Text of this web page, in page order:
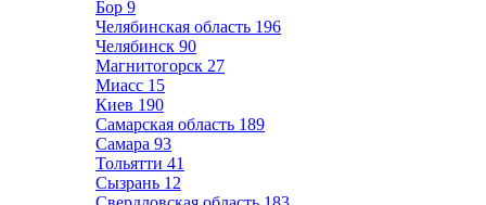
Бор 9
Челябинская область 196
Челябинск 90
Магнитогорск 27
Миасс 15
Киев 190
Самарская область 189
Самара 93
Тольятти 41
Сызрань 12